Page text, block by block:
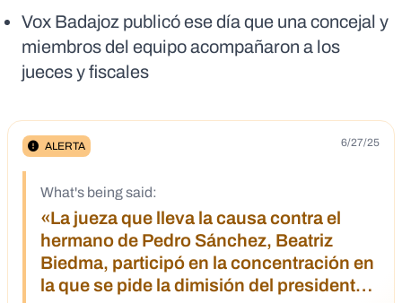
Vox Badajoz publicó ese día que una concejal y
miembros del equipo acompañaron a los
jueces y fiscales
ALERTA 6/27/25
What's being said:
«La jueza que lleva la causa contra el
hermano de Pedro Sánchez, Beatriz
Biedma, participó en la concentración en
la que se pide la dimisión del presidente